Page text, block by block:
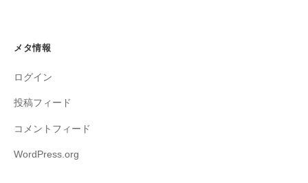
メタ情報
ログイン
投稿フィード
コメントフィード
WordPress.org